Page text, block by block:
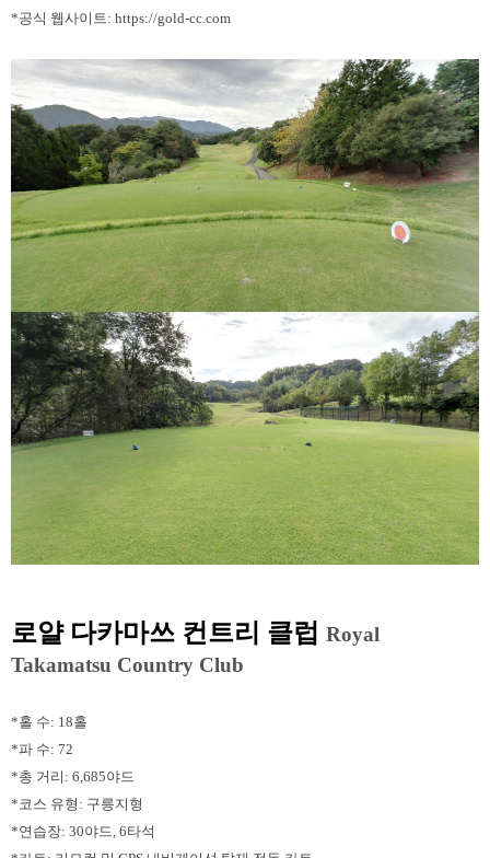
*공식 웹사이트: https://gold-cc.com
로얄 다카마쓰 컨트리 클럽 Royal
Takamatsu Country Club
*홀 수: 18홀
*파 수: 72
*총 거리: 6,685야드
*코스 유형: 구릉지형
*연습장: 30야드, 6타석